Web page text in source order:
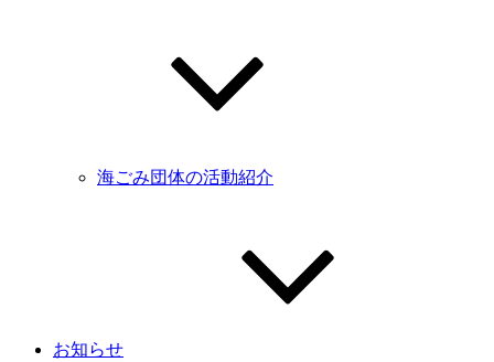
海ごみ団体の活動紹介
お知らせ